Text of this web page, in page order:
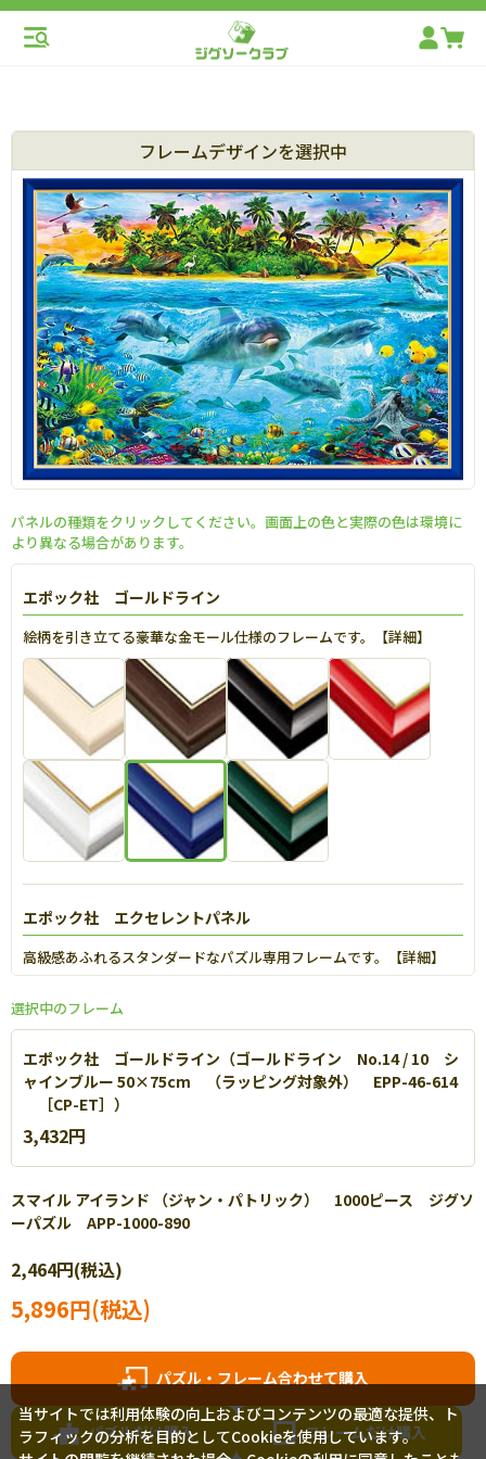
フレームデザインを選択中
パネルの種類をクリックしてください。画面上の色と実際の色は環境に
より異なる場合があります。
エポック社 ゴールドライン
絵柄を引き立てる豪華な金モール仕様のフレームです。【詳細】
エポック社 エクセレントパネル
高級感あふれるスタンダードなパズル専用フレームです。【詳細】
軽量なアルミを使用し丈夫で扱いやすいパネルです。【詳細】
選択中のフレーム
エポック社 ゴールドライン（ゴールドライン No.14 / 10 シ
ャインブルー 50×75cm （ラッピング対象外） EPP-46-614
［CP-ET］）
3,432円
スマイル アイランド （ジャン・パトリック） 1000ピース ジグソ
ーパズル APP-1000-890
2,464円(税込)
5,896円(税込)
パズル・フレーム合わせて購入
パズルだけ購入 フレームだけ購入
当サイトでは利用体験の向上およびコンテンツの最適な提供、ト
ラフィックの分析を目的としてCookieを使用しています。